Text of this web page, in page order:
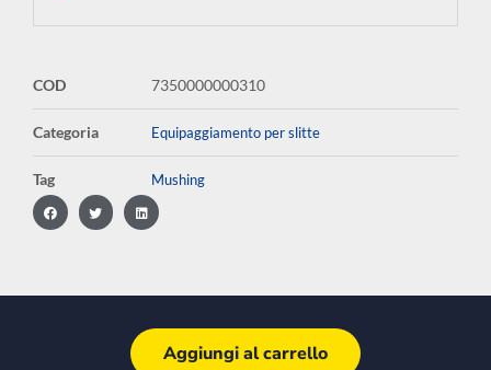
COD 7350000000310
Categoria Equipaggiamento per slitte
Tag Mushing
Aggiungi al carrello